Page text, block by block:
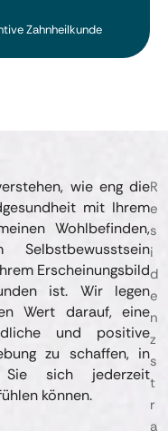
Zahnheilkunde
wie eng die
mit Ihrem
Wohlbefinden,
Selbstbewusstsein
Erscheinungsbild
ist. Wir legen
Wert darauf, eine
und positive
zu schaffen, in
sich jederzeit
können.
R
e
s
i
d
e
n
z
s
t
r
a